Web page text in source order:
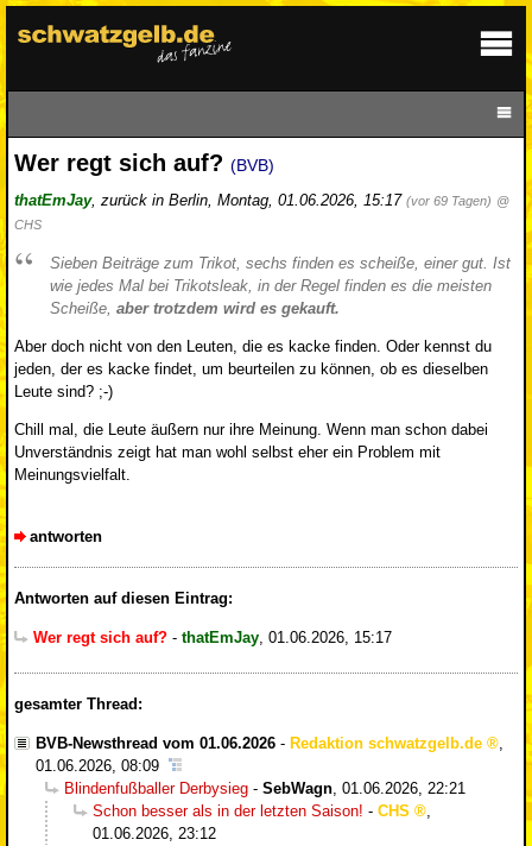
Wer regt sich auf? (BVB)
thatEmJay, zurück in Berlin, Montag, 01.06.2026, 15:17 (vor 69 Tagen) @
CHS
Sieben Beiträge zum Trikot, sechs finden es scheiße, einer gut. Ist
wie jedes Mal bei Trikotsleak, in der Regel finden es die meisten
Scheiße, aber trotzdem wird es gekauft.
Aber doch nicht von den Leuten, die es kacke finden. Oder kennst du
jeden, der es kacke findet, um beurteilen zu können, ob es dieselben
Leute sind? ;-)
Chill mal, die Leute äußern nur ihre Meinung. Wenn man schon dabei
Unverständnis zeigt hat man wohl selbst eher ein Problem mit
Meinungsvielfalt.
antworten
Antworten auf diesen Eintrag:
Wer regt sich auf? - thatEmJay, 01.06.2026, 15:17
gesamter Thread:
BVB-Newsthread vom 01.06.2026 - Redaktion schwatzgelb.de
,
01.06.2026, 08:09
Blindenfußballer Derbysieg - SebWagn, 01.06.2026, 22:21
Schon besser als in der letzten Saison! - CHS
,
01.06.2026, 23:12